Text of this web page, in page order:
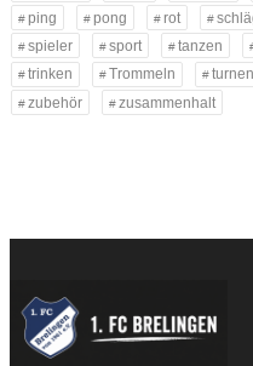
ping
pong rot
spieler
sport tanzen
trinken
Trommeln turnen
zubehör
zusammenhalt